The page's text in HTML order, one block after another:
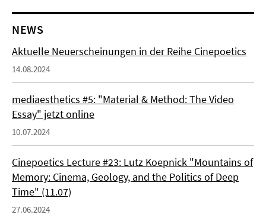
NEWS
Aktuelle Neuerscheinungen in der Reihe Cinepoetics
14.08.2024
mediaesthetics #5: "Material & Method: The Video
Essay" jetzt online
10.07.2024
Cinepoetics Lecture #23: Lutz Koepnick "Mountains of
Memory: Cinema, Geology, and the Politics of Deep
Time" (11.07)
27.06.2024